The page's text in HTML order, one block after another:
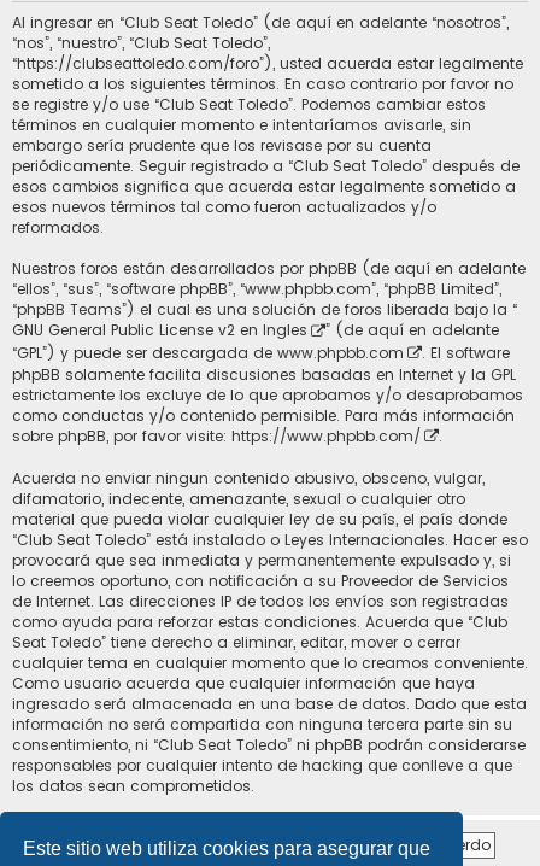
Este sitio web utiliza cookies para asegurar que
Al ingresar en “Club Seat Toledo” (de aquí en adelante “nosotros”,
“nos”, “nuestro”, “Club Seat Toledo”,
“https://clubseattoledo.com/foro”), usted acuerda estar legalmente
sometido a los siguientes términos. En caso contrario por favor no
se registre y/o use “Club Seat Toledo”. Podemos cambiar estos
términos en cualquier momento e intentaríamos avisarle, sin
embargo sería prudente que los revisase por su cuenta
periódicamente. Seguir registrado a “Club Seat Toledo” después de
esos cambios significa que acuerda estar legalmente sometido a
esos nuevos términos tal como fueron actualizados y/o
reformados.
Nuestros foros están desarrollados por phpBB (de aquí en adelante
“ellos”, “sus”, “software phpBB”, “www.phpbb.com”, “phpBB Limited”,
“phpBB Teams”) el cual es una solución de foros liberada bajo la “
GNU General Public License v2 en Ingles
” (de aquí en adelante
“GPL”) y puede ser descargada de www.phpbb.com
. El software
phpBB solamente facilita discusiones basadas en Internet y la GPL
estrictamente los excluye de lo que aprobamos y/o desaprobamos
como conductas y/o contenido permisible. Para más información
sobre phpBB, por favor visite: https://www.phpbb.com/ .
Acuerda no enviar ningun contenido abusivo, obsceno, vulgar,
difamatorio, indecente, amenazante, sexual o cualquier otro
material que pueda violar cualquier ley de su país, el país donde
“Club Seat Toledo” está instalado o Leyes Internacionales. Hacer eso
provocará que sea inmediata y permanentemente expulsado y, si
lo creemos oportuno, con notificación a su Proveedor de Servicios
de Internet. Las direcciones IP de todos los envíos son registradas
como ayuda para reforzar estas condiciones. Acuerda que “Club
Seat Toledo” tiene derecho a eliminar, editar, mover o cerrar
cualquier tema en cualquier momento que lo creamos conveniente.
Como usuario acuerda que cualquier información que haya
ingresado será almacenada en una base de datos. Dado que esta
información no será compartida con ninguna tercera parte sin su
consentimiento, ni “Club Seat Toledo” ni phpBB podrán considerarse
responsables por cualquier intento de hacking que conlleve a que
los datos sean comprometidos.